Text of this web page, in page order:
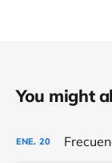
You might
ENE. 20